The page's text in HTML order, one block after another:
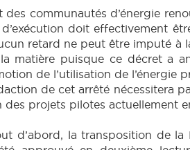
communautés d’énergie
doit effectivement
retard ne peut être imputé à
matière puisque ce décret a
de l’utilisation de l’énergie
de cet arrêté nécessitera
projets pilotes actuellement
d’abord, la transposition de la